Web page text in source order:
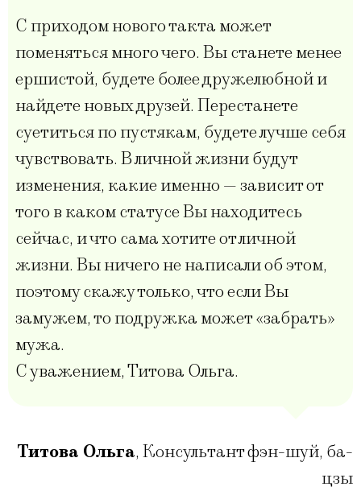
С приходом нового такта может
поменяться много чего. Вы станете менее
ершистой, будете более дружелюбной и
найдете новых друзей. Перестанете
суетиться по пустякам, будете лучше себя
чувствовать. В личной жизни будут
изменения, какие именно — зависит от
того в каком статусе Вы находитесь
сейчас, и что сама хотите от личной
жизни. Вы ничего не написали об этом,
поэтому скажу только, что если Вы
замужем, то подружка может «забрать»
мужа.
С уважением, Титова Ольга.
Титова Ольга, Консультант фэн-шуй, ба-
цзы